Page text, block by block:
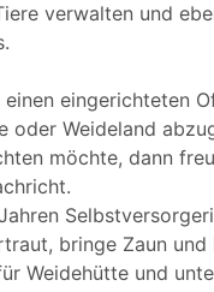
verwalten und
einen eingerichteten
oder Weideland
möchte, dann
bringe Zaun und
Weidehütte und